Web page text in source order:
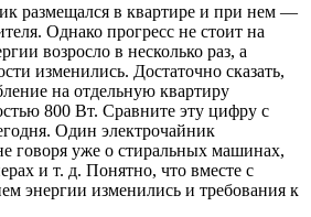
размещался в квартире и при нем —
Однако прогресс не стоит на
возросло в несколько раз, а
изменились. Достаточно сказать,
на отдельную квартиру
800 Вт. Сравните эту цифру с
Один электрочайник
говоря уже о стиральных машинах,
и т. д. Понятно, что вместе с
энергии изменились и требования к